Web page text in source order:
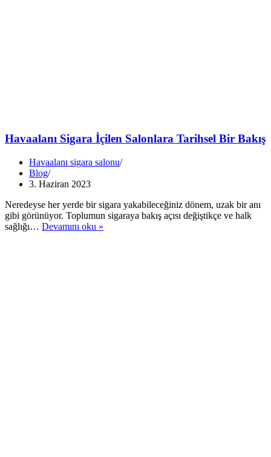
Havaalanı Sigara İçilen Salonlara Tarihsel Bir Bakış
Havaalanı sigara salonu
Blog
3. Haziran 2023
Neredeyse her yerde bir sigara yakabileceğiniz dönem, uzak bir anı
gibi görünüyor. Toplumun sigaraya bakış açısı değiştikçe ve halk
sağlığı… Devamını oku »